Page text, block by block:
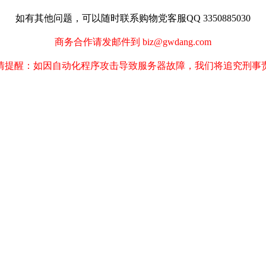
如有其他问题，可以随时联系购物党客服QQ 3350885030
商务合作请发邮件到 biz@gwdang.com
提醒：如因自动化程序攻击导致服务器故障，我们将追究刑事